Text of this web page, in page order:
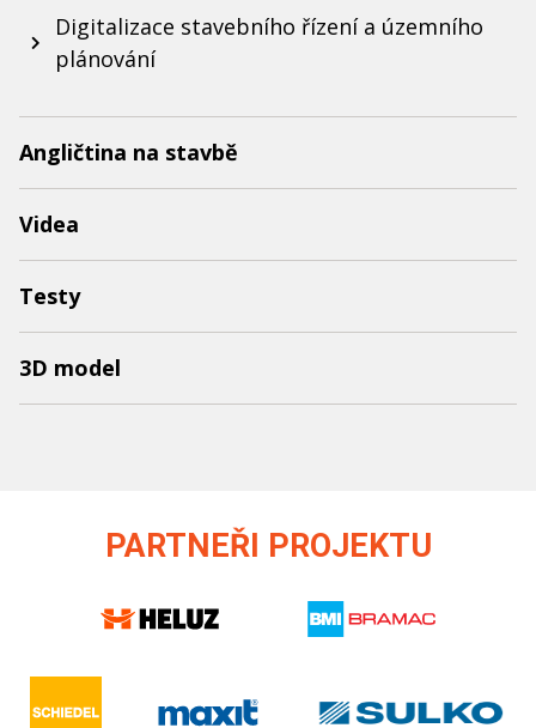
Digitalizace stavebního řízení a územního
plánování
Angličtina na stavbě
Videa
Testy
3D model
PARTNEŘI PROJEKTU